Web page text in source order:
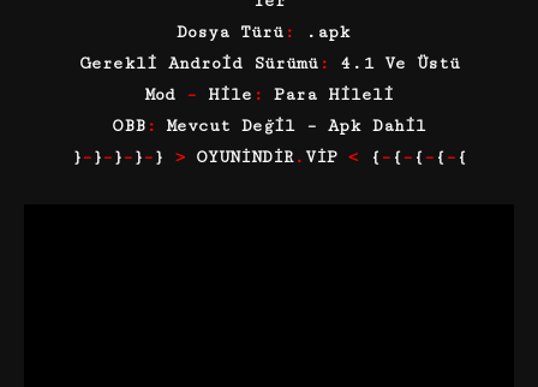
Dosya Türü :
.apk
Gerekli Android Sürümü: 4.1 Ve Üstü
Mod – Hile : Para Hileli
OBB :Mevcut Değil – Apk Dahil
}–}–}–}–} >OYUNİNDİR. VİP < {– {– {– {– {